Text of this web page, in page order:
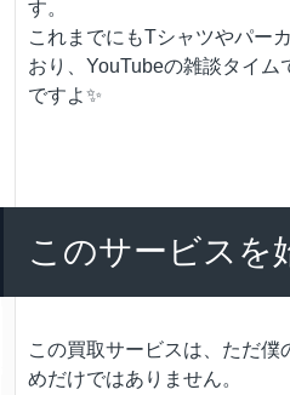
す。
これまでにもTシャツやパー
おり、YouTubeの雑談タイム
ですよ✨
このサービスを
この買取サービスは、ただ僕
めだけではありません。